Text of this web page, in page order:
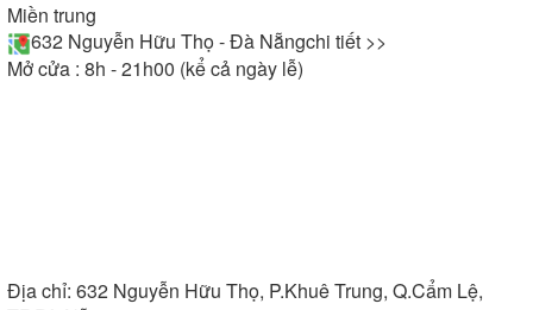
Miền trung
632 Nguyễn Hữu Thọ - Đà Nẵngchi tiết >>
Mở cửa : 8h - 21h00 (kể cả ngày lễ)
Địa chỉ: 632 Nguyễn Hữu Thọ, P.Khuê Trung, Q.Cẩm Lệ,